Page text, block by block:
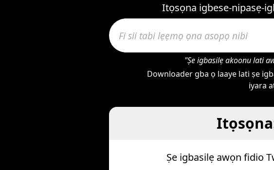
Itọsọna igbese-nipasẹ-
"Ṣe igbasilẹ akoonu lati
Downloader gba ọ laaye lati ṣe
iyara
Ṣe igbasilẹ awọn fidio